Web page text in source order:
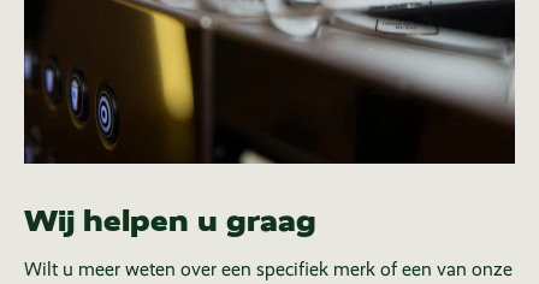
Wij helpen u graag
Wilt u meer weten over een specifiek merk of een van onze